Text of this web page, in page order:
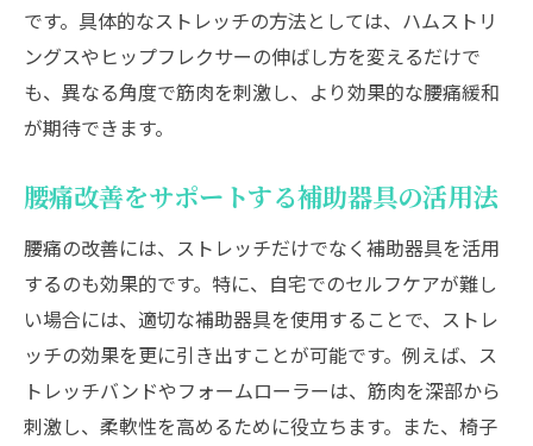
です。具体的なストレッチの方法としては、ハムストリ
ングスやヒップフレクサーの伸ばし方を変えるだけで
も、異なる角度で筋肉を刺激し、より効果的な腰痛緩和
が期待できます。
腰痛改善をサポートする補助器具の活用法
腰痛の改善には、ストレッチだけでなく補助器具を活用
するのも効果的です。特に、自宅でのセルフケアが難し
い場合には、適切な補助器具を使用することで、ストレ
ッチの効果を更に引き出すことが可能です。例えば、ス
トレッチバンドやフォームローラーは、筋肉を深部から
刺激し、柔軟性を高めるために役立ちます。また、椅子